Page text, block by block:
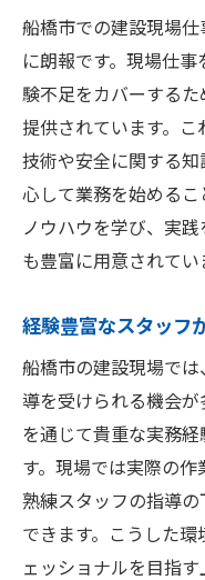
船橋市での建設現場
に朗報です。現場仕
験不足をカバーする
提供されています。
技術や安全に関する
心して業務を始める
ノウハウを学び、実
も豊富に用意されてい
経験豊富なスタッフ
船橋市の建設現場で
導を受けられる機会
を通じて貴重な実務
す。現場では実際の作
熟練スタッフの指導
できます。こうした
ェッショナルを目指